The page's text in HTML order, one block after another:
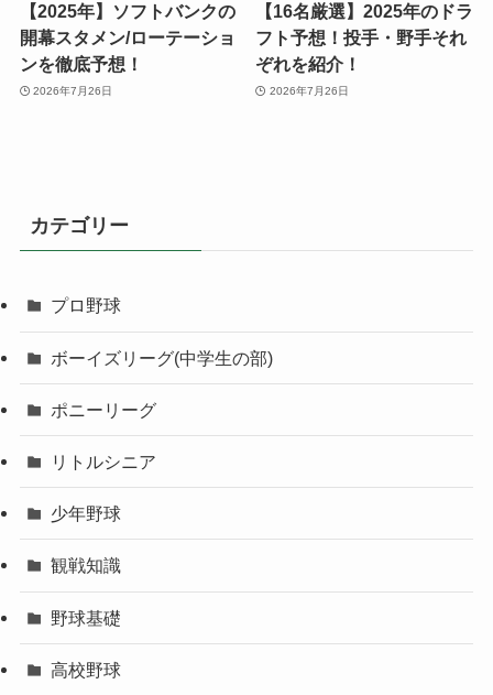
【2025年】ソフトバンクの
開幕スタメン/ローテーショ
ンを徹底予想！
2026年7月26日
【16名厳選】2025年のドラ
フト予想！投手・野手それ
ぞれを紹介！
2026年7月26日
カテゴリー
プロ野球
ボーイズリーグ(中学生の部)
ポニーリーグ
リトルシニア
少年野球
観戦知識
野球基礎
高校野球